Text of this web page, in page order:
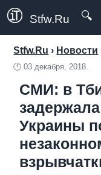
Stfw.Ru 🔍
Stfw.Ru › Новости
🕛03 декабря, 2018.
СМИ: в
Украины